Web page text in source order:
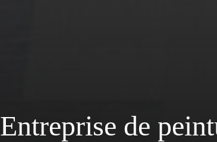
Entreprise de